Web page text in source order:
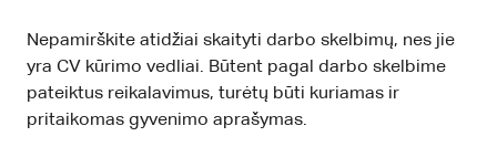
Nepamirškite atidžiai skaityti darbo skelbimų, nes jie
yra CV kūrimo vedliai. Būtent pagal darbo skelbime
pateiktus reikalavimus, turėtų būti kuriamas ir
pritaikomas gyvenimo aprašymas.